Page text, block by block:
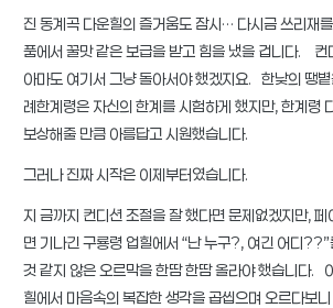
진 동계곡 다운힐의 즐거움도 잠시… 다시금 쓰리재
품에서 꿀맛 같은 보급을 받고 힘을 냈을 겁니다. 컨
아마도 여기서 그냥 돌아서야 했겠지요. 한낮의 땡
례한계령은 자신의 한계를 시험하게 했지만, 한계령
보상해줄 만큼 아름답고 시원했습니다.
그러나 진짜 시작은 이제부터였습니다.
지 금까지 컨디션 조절을 잘 했다면 문제없겠지만,
면 기나긴 구룡령 업힐에서 “난 누구?, 여긴 어디
것 같지 않은 오르막을 한땀 한땀 올라야 했습니다.
힐에서 마음속의 복잡한 생각을 곱씹으며 오르다보